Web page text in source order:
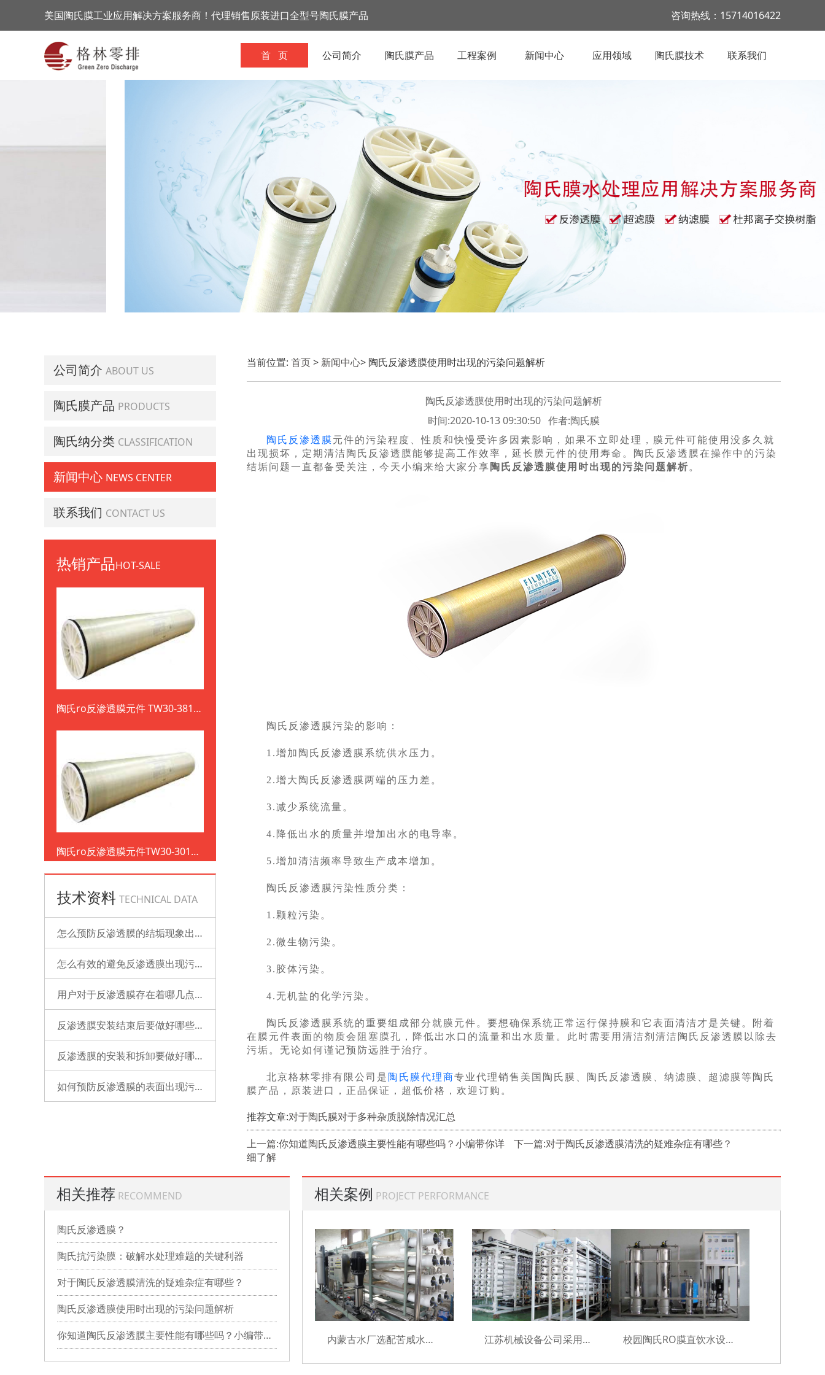
美国陶氏膜工业应用解决方案服务商！代理销售原装进口全型号陶氏膜产品 咨询热线：15714016422
首 页 公司简介 陶氏膜产品 工程案例 新闻中心 应用领域 陶氏膜技术 联系我们
公司简介 ABOUT US
陶氏膜产品 PRODUCTS
陶氏纳分类 CLASSIFICATION
新闻中心 NEWS CENTER
联系我们 CONTACT US
热销产品HOT-SALE
陶氏ro反渗透膜元件 TW30-3812-
陶氏ro反渗透膜元件TW30-3012-
500
技术资料 TECHNICAL DATA
怎么预防反渗透膜的结垢现象出现？
怎么有效的避免反渗透膜出现污染？
用户对于反渗透膜存在着哪几点误解？
反渗透膜安装结束后要做好哪些检查的工作？
反渗透膜的安装和拆卸要做好哪些准备？
如何预防反渗透膜的表面出现污染？
当前位置: 首页> 新闻中心> 陶氏反渗透膜使用时出现的污染问题解析
陶氏反渗透膜使用时出现的污染问题解析
时间:2020-10-13 09:30:50 作者:陶氏膜
陶氏反渗透膜元件的污染程度、性质和快慢受许多因素影响，如果不立即处理，膜元件可能使用没多久就
出现损坏，定期清洁陶氏反渗透膜能够提高工作效率，延长膜元件的使用寿命。陶氏反渗透膜在操作中的污染
结垢问题一直都备受关注，今天小编来给大家分享 陶氏反渗透膜使用时出现的污染问题解析 。
陶氏反渗透膜污染的影响：
1.增加陶氏反渗透膜系统供水压力。
2.增大陶氏反渗透膜两端的压力差。
3.减少系统流量。
4.降低出水的质量并增加出水的电导率。
5.增加清洁频率导致生产成本增加。
陶氏反渗透膜污染性质分类：
1.颗粒污染。
2.微生物污染。
3.胶体污染。
4.无机盐的化学污染。
陶氏反渗透膜系统的重要组成部分就膜元件。要想确保系统正常运行保持膜和它表面清洁才是关键。附着
在膜元件表面的物质会阻塞膜孔，降低出水口的流量和出水质量。此时需要用清洁剂清洁陶氏反渗透膜以除去
污垢。无论如何谨记预防远胜于治疗。
北京格林零排有限公司是 陶氏膜代理商专业代理销售美国陶氏膜、陶氏反渗透膜、纳滤膜、超滤膜等陶氏
膜产品，原装进口，正品保证，超低价格，欢迎订购。
推荐文章:对于陶氏膜对于多种杂质脱除情况汇总
上一篇:你知道陶氏反渗透膜主要性能有哪些吗？小编带你详
细了解
下一篇:对于陶氏反渗透膜清洗的疑难杂症有哪些？
相关推荐 RECOMMEND
陶氏反渗透膜？
陶氏抗污染膜：破解水处理难题的关键利器
对于陶氏反渗透膜清洗的疑难杂症有哪些？
陶氏反渗透膜使用时出现的污染问题解析
你知道陶氏反渗透膜主要性能有哪些吗？小编带你详细了解
相关案例 PROJECT PERFORMANCE
内蒙古水厂选配苦咸水膜元件项目 江苏机械设备公司采用美国DOW膜成功案例 校园陶氏RO膜直饮水设备耗材采购及安装项目